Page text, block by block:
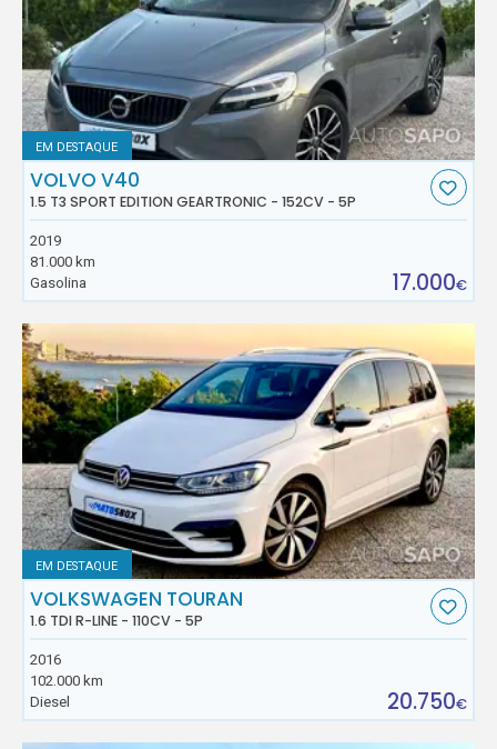
EM DESTAQUE
VOLVO V40
1.5 T3 SPORT EDITION GEARTRONIC - 152CV - 5P
2019
81.000 km
Gasolina
17.000€
EM DESTAQUE
VOLKSWAGEN TOURAN
1.6 TDI R-LINE - 110CV - 5P
2016
102.000 km
Diesel
20.750€